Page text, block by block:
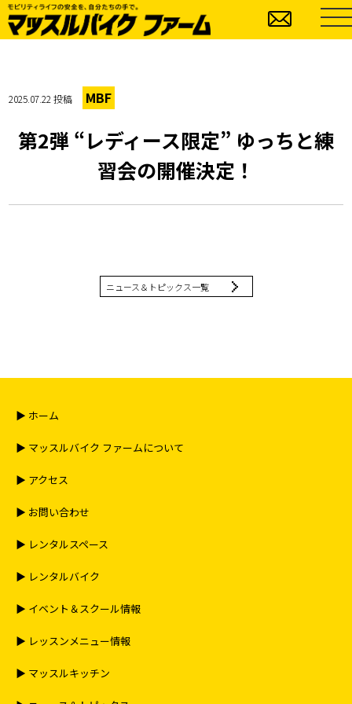
2025.07.22 投稿 MBF
第2弾 “レディース限定” ゆっちと練
習会の開催決定！
ニュース＆トピックス一覧
▶︎ ホーム
▶︎ マッスルバイク ファームについて
▶︎ アクセス
▶︎ お問い合わせ
▶︎ レンタルスペース
▶︎ レンタルバイク
▶︎ イベント＆スクール情報
▶︎ レッスンメニュー情報
▶︎ マッスルキッチン